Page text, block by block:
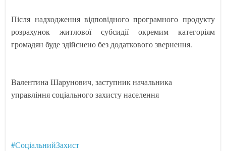
Після надходження відповідного програмного продукту
розрахунок житлової субсидії окремим категоріям
громадян буде здійснено без додаткового звернення.
Валентина Шарунович, заступник начальника
управління соціального захисту населення
#СоціальнийЗахист